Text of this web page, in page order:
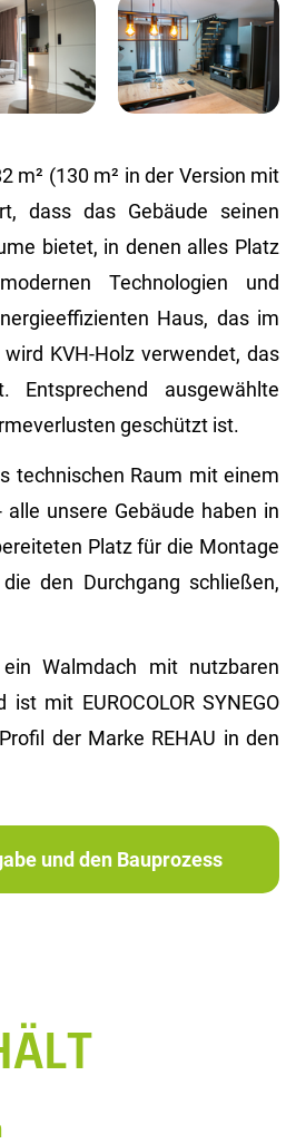
m² (130 m² in der Version mit
dass das Gebäude seinen
bietet, in denen alles Platz
Technologien und
Haus, das im
KVH-Holz verwendet, das
ausgewählte
geschützt ist.
technischen Raum mit einem
unsere Gebäude haben in
Platz für die Montage
den Durchgang schließen,
Walmdach mit nutzbaren
mit EUROCOLOR SYNEGO
der Marke REHAU in den
und den Bauprozess